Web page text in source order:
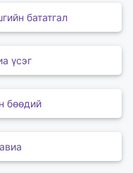
бататгал
үсэг
бөөдий